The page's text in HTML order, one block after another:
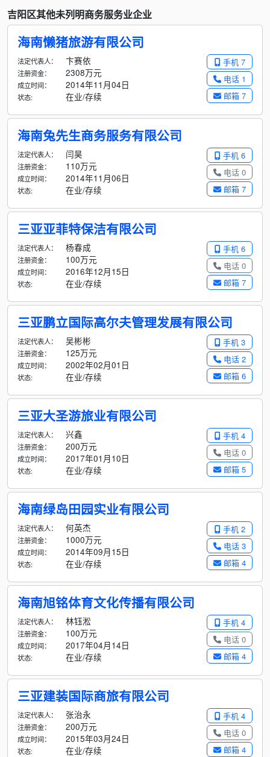
吉阳区其他未列明商务服务业企业
海南懒猪旅游有限公司
手机 7
电话 1
邮箱 7
法定代表人： 卞赛依
注册资金： 2308万元
成立时间： 2014年11月04日
状态: 在业/存续
海南兔先生商务服务有限公司
手机 6
电话 0
邮箱 7
法定代表人： 闫昊
注册资金： 110万元
成立时间： 2014年11月06日
状态: 在业/存续
三亚亚菲特保洁有限公司
手机 6
电话 0
邮箱 7
法定代表人： 杨春成
注册资金： 100万元
成立时间： 2016年12月15日
状态: 在业/存续
三亚鹏立国际高尔夫管理发展有限公司
手机 3
电话 2
邮箱 6
法定代表人： 吴彬彬
注册资金： 125万元
成立时间： 2002年02月01日
状态: 在业/存续
三亚大圣游旅业有限公司
手机 4
电话 0
邮箱 5
法定代表人： 兴鑫
注册资金： 200万元
成立时间： 2017年01月10日
状态: 在业/存续
海南绿岛田园实业有限公司
手机 2
电话 3
邮箱 4
法定代表人： 何英杰
注册资金： 1000万元
成立时间： 2014年09月15日
状态: 在业/存续
海南旭铭体育文化传播有限公司
手机 4
电话 0
邮箱 4
法定代表人： 林钰淞
注册资金： 100万元
成立时间： 2017年04月14日
状态: 在业/存续
三亚建装国际商旅有限公司
手机 4
电话 0
邮箱 4
法定代表人： 张治永
注册资金： 200万元
成立时间： 2015年03月24日
状态: 在业/存续